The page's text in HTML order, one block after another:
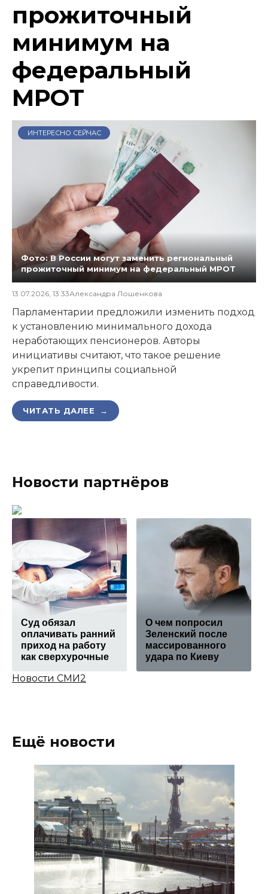
прожиточный
минимум на
федеральный
МРОТ
ИНТЕРЕСНО СЕЙЧАС
Фото: В России могут заменить региональный
прожиточный минимум на федеральный МРОТ
13.07.2026, 13:33Александра Лошенкова
Парламентарии предложили изменить подход
к установлению минимального дохода
неработающих пенсионеров. Авторы
инициативы считают, что такое решение
укрепит принципы социальной
справедливости.
ЧИТАТЬ ДАЛЕЕ →
Новости партнёров
Суд обязал
оплачивать ранний
приход на работу
как сверхурочные
О чем попросил
Зеленский после
массированного
удара по Киеву
Новости СМИ2
Ещё новости